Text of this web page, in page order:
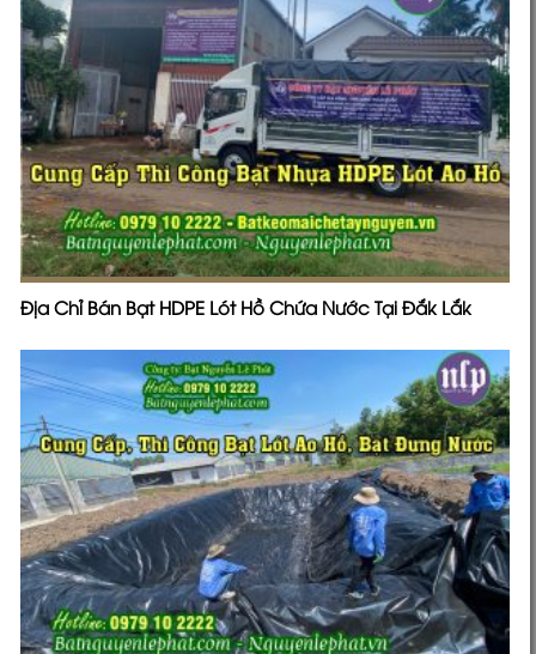
Địa Chỉ Bán Bạt HDPE Lót Hồ Chứa Nước Tại Đắk Lắk